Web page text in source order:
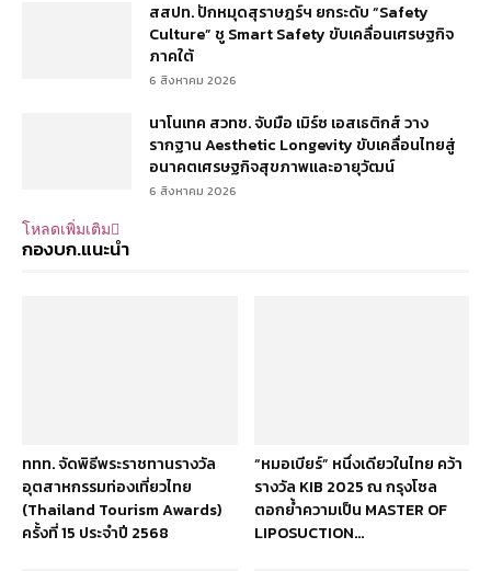
สสปท. ปักหมุดสุราษฎร์ฯ ยกระดับ “Safety
Culture” ชู Smart Safety ขับเคลื่อนเศรษฐกิจ
ภาคใต้
6 สิงหาคม 2026
นาโนเทค สวทช. จับมือ เมิร์ซ เอสเธติกส์ วาง
รากฐาน Aesthetic Longevity ขับเคลื่อนไทยสู่
อนาคตเศรษฐกิจสุขภาพและอายุวัฒน์
6 สิงหาคม 2026
โหลดเพิ่มเติม
กองบก.แนะนำ
ททท. จัดพิธีพระราชทานรางวัล
อุตสาหกรรมท่องเที่ยวไทย
(Thailand Tourism Awards)
ครั้งที่ 15 ประจำปี 2568
“หมอเบียร์” หนึ่งเดียวในไทย คว้า
รางวัล KIB 2025 ณ กรุงโซล
ตอกย้ำความเป็น MASTER OF
LIPOSUCTION...